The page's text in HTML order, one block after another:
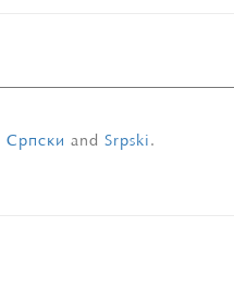
Српски and Srpski .